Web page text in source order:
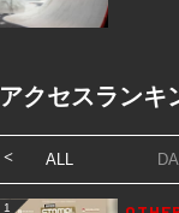
アクセスランキ
ALL
1